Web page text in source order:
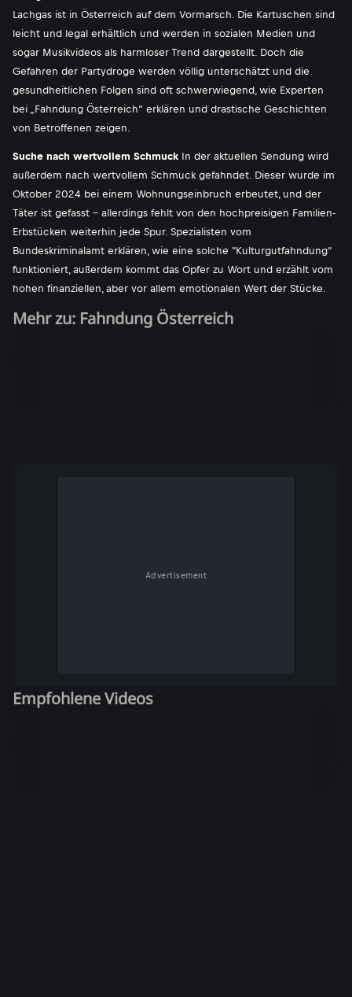
Lachgas ist in Österreich auf dem Vormarsch. Die Kartuschen sind
leicht und legal erhältlich und werden in sozialen Medien und
sogar Musikvideos als harmloser Trend dargestellt. Doch die
Gefahren der Partydroge werden völlig unterschätzt und die
gesundheitlichen Folgen sind oft schwerwiegend, wie Experten
bei „Fahndung Österreich“ erklären und drastische Geschichten
von Betroffenen zeigen.
Suche nach wertvollem Schmuck In der aktuellen Sendung wird
außerdem nach wertvollem Schmuck gefahndet. Dieser wurde im
Oktober 2024 bei einem Wohnungseinbruch erbeutet, und der
Täter ist gefasst - allerdings fehlt von den hochpreisigen Familien-
Erbstücken weiterhin jede Spur. Spezialisten vom
Bundeskriminalamt erklären, wie eine solche "Kulturgutfahndung"
funktioniert, außerdem kommt das Opfer zu Wort und erzählt vom
hohen finanziellen, aber vor allem emotionalen Wert der Stücke.
Mehr zu: Fahndung Österreich
Advertisement
Empfohlene Videos